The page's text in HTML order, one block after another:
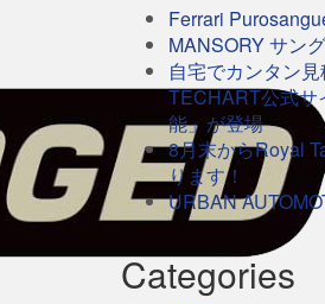
Ferrari
MANSORY サン
自宅でカンタン
TECHART公式サ
能」が登場
8月末からRoyal
ります！
URBAN
Categories